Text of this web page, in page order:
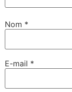
Nom *
E-mail *